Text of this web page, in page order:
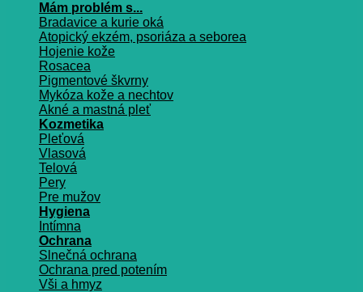
Mám problém s...
Bradavice a kurie oká
Atopický ekzém, psoriáza a seborea
Hojenie kože
Rosacea
Pigmentové škvrny
Mykóza kože a nechtov
Akné a mastná pleť
Kozmetika
Pleťová
Vlasová
Telová
Pery
Pre mužov
Hygiena
Intímna
Ochrana
Slnečná ochrana
Ochrana pred potením
Vši a hmyz